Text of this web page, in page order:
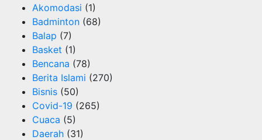
Akomodasi (1)
Badminton (68)
Balap (7)
Basket (1)
Bencana (78)
Berita Islami (270)
Bisnis (50)
Covid-19 (265)
Cuaca (5)
Daerah (31)